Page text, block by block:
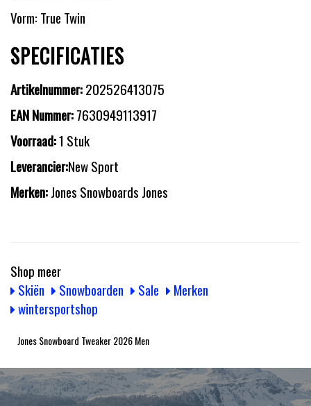
Vorm: True Twin
SPECIFICATIES
Artikelnummer:202526413075
EAN Nummer:7630949113917
Voorraad:1 Stuk
Leverancier:New Sport
Merken: Jones Snowboards Jones
Shop meer
Skiën
Snowboarden Sale
Merken
wintersportshop
Jones Snowboard Tweaker 2026 Men